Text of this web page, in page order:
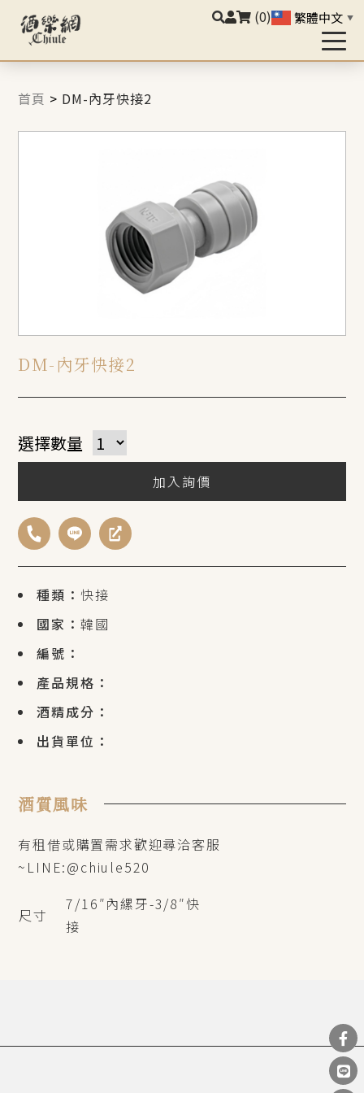
(0) 繁體中文 ▼
首頁 > DM-內牙快接2
DM-內牙快接2
種類： 快接
國家： 韓國
編號：
產品規格：
酒精成分：
出貨單位：
選擇數量
加入詢價
酒質風味
有租借或購置需求歡迎尋洽客服
~LINE:@chiule520
尺寸
7/16″內縲牙-3/8″快
接